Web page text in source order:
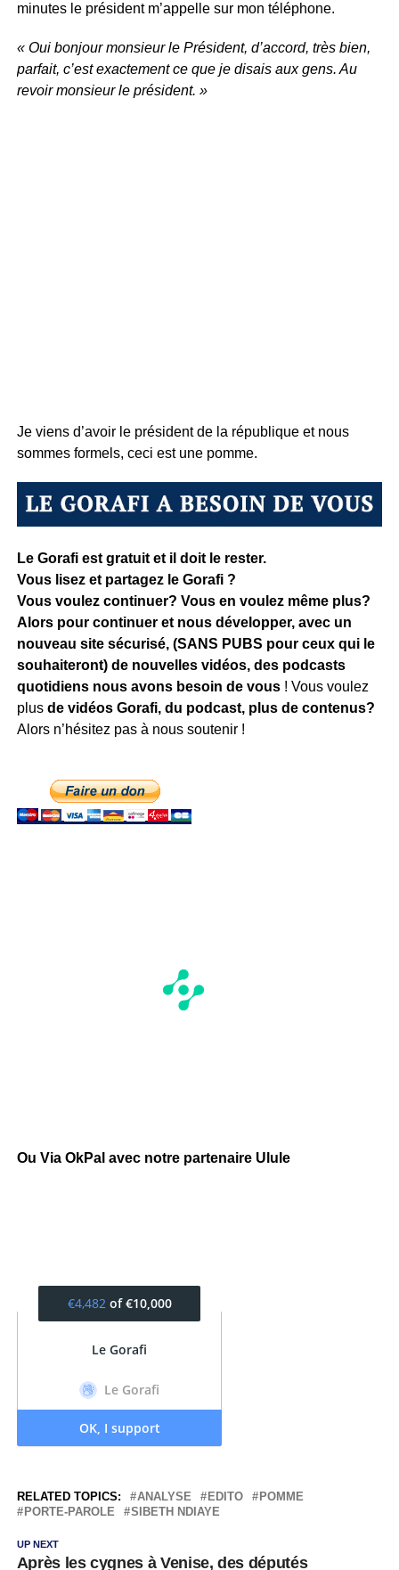
minutes le président m’appelle sur mon téléphone.
« Oui bonjour monsieur le Président, d’accord, très bien,
parfait, c’est exactement ce que je disais aux gens. Au
revoir monsieur le président. »
Je viens d’avoir le président de la république et nous
sommes formels, ceci est une pomme.
Le Gorafi est gratuit et il doit le rester.
Vous lisez et partagez le Gorafi ?
Vous voulez continuer? Vous en voulez même plus?
Alors pour continuer et nous développer, avec un
nouveau site sécurisé, (SANS PUBS pour ceux qui le
souhaiteront) de nouvelles vidéos, des podcasts
quotidiens nous avons besoin de vous ! Vous voulez
plus de vidéos Gorafi, du podcast, plus de contenus?
Alors n’hésitez pas à nous soutenir !
Ou Via OkPal avec notre partenaire Ulule
RELATED TOPICS: ANALYSE EDITO
POMME
PORTE-PAROLE
SIBETH NDIAYE
UP NEXT
Après les cygnes à Venise, des députés